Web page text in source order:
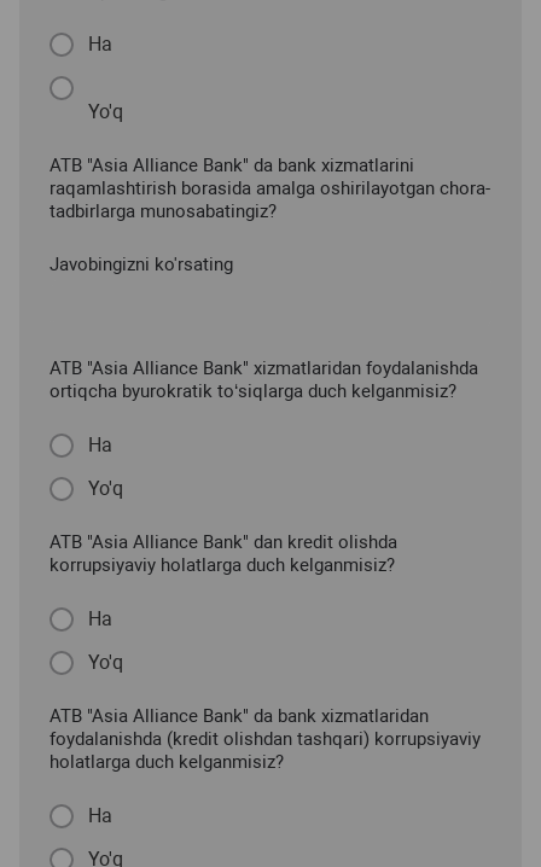
Ha
Yo'q
ATB "Asia Alliance Bank" da bank xizmatlarini
raqamlashtirish borasida amalga oshirilayotgan chora-
tadbirlarga munosabatingiz?
Javobingizni ko'rsating
ATB "Asia Alliance Bank" xizmatlaridan foydalanishda
ortiqcha byurokratik to‘siqlarga duch kelganmisiz?
Ha
Yo'q
ATB "Asia Alliance Bank" dan kredit olishda
korrupsiyaviy holatlarga duch kelganmisiz?
Ha
Yo'q
ATB "Asia Alliance Bank" da bank xizmatlaridan
foydalanishda (kredit olishdan tashqari) korrupsiyaviy
holatlarga duch kelganmisiz?
Ha
Yo'q